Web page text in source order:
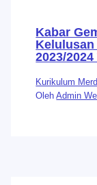
Kabar
Kelulusan
2023/
Kurikulum
Oleh Admin